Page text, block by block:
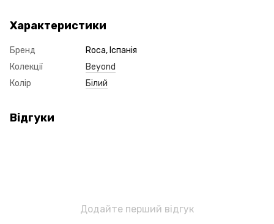
Характеристики
Бренд
Roca, Іспанія
Колекції
Beyond
Колір
Білий
Відгуки
Додайте перший відгук